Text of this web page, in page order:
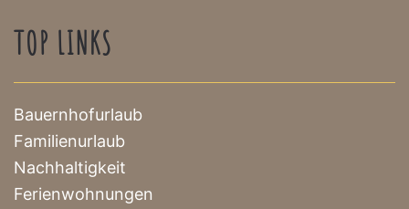
TOP LINKS
Bauernhofurlaub
Familienurlaub
Nachhaltigkeit
Ferienwohnungen